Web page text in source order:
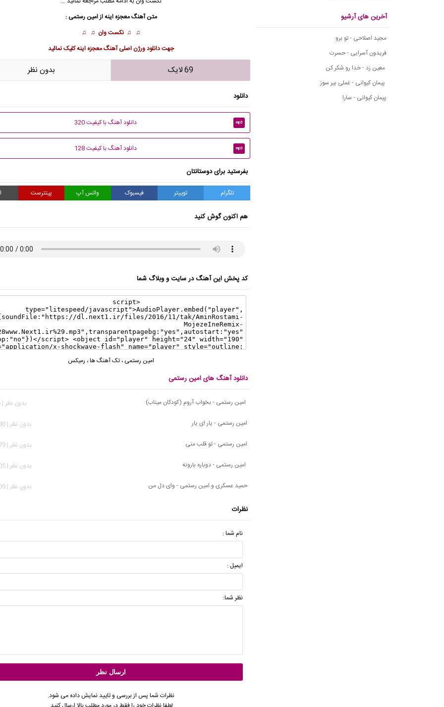
آخرین های آرشیو
مجید اصلاحی - تو برو
فریدون آسرایی - حسرت
معین زد - خدا رو شکر کن
پیمان کیوانی - غملی بیر سوز
پیمان کیوانی - سارا
متن آهنگ معجزه اینه ازامین رستمی :
♫ ♫ نکست وان ♫ ♫
جهت دانلود ورژن اصلیآهنگ معجزه اینهکلیک نمائید
69 لایک بدون نظر
دانلود
mp3 دانلود آهنگ با کیفیت 320
mp3 دانلود آهنگ با کیفیت 128
بفرستید برای دوستانتان
تلگرام توییتر فیسبوک واتس آپ پینترست
هم اکنون گوش کنید
کد پخش این آهنگ در سایت و وبلاگ شما
امین رستمی ، تک آهنگ ها، رمیکس
دانلود آهنگ های امین رستمی
امین رستمی - بخواب آروم (کودکان میناب)
بدون نظر | 456 بازدید
امین رستمی - یار ای یار
بدون نظر | 1,180 بازدید
امین رستمی - تو قلب منی
بدون نظر | 1,979 بازدید
امین رستمی - دوباره بارونه
بدون نظر | 2,005 بازدید
حمید عسکری و امین رستمی - وای دل من
بدون نظر | 3,609 بازدید
نظرات
نام شما :
ایمیل :
نظر شما:
نظرات شما پس از بررسی و تایید نمایش داده می شود.